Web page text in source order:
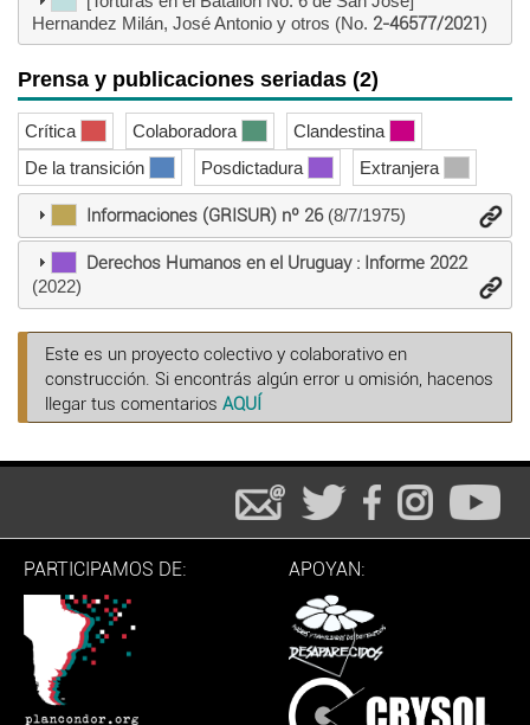
Hernandez Milán, José Antonio y otros (No. 2-46577/2021)
Prensa y publicaciones seriadas (2)
Crítica Colaboradora
Clandestina
De la transición
Posdictadura Extranjera
Informaciones (GRISUR) nº 26(8/7/1975)
Derechos Humanos en el Uruguay : Informe 2022
(2022)
Este es un proyecto colectivo y colaborativo en
construcción. Si encontrás algún error u omisión, hacenos
llegar tus comentarios AQUÍ
PARTICIPAMOS DE: APOYAN: